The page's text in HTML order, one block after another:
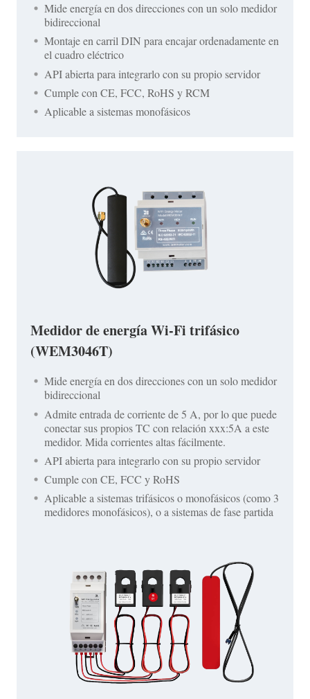
Mide energía en dos direcciones con un solo medidor
bidireccional
Montaje en carril DIN para encajar ordenadamente en
el cuadro eléctrico
API abierta para integrarlo con su propio servidor
Cumple con CE, FCC, RoHS y RCM
Aplicable a sistemas monofásicos
Medidor de energía Wi-Fi trifásico
(WEM3046T)
Mide energía en dos direcciones con un solo medidor
bidireccional
Admite entrada de corriente de 5 A, por lo que puede
conectar sus propios TC con relación xxx:5A a este
medidor. Mida corrientes altas fácilmente.
API abierta para integrarlo con su propio servidor
Cumple con CE, FCC y RoHS
Aplicable a sistemas trifásicos o monofásicos (como 3
medidores monofásicos), o a sistemas de fase partida